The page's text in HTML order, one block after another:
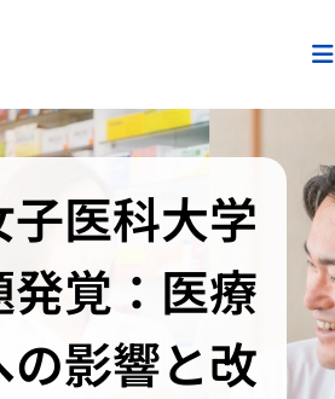
医科大学
発覚：医療
影響と改